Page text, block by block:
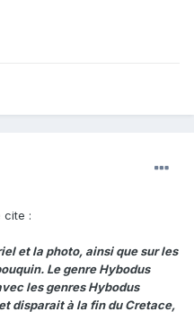
cite :
et la photo, ainsi que sur les
Le genre Hybodus
les genres Hybodus
disparait à la fin du Cretace,